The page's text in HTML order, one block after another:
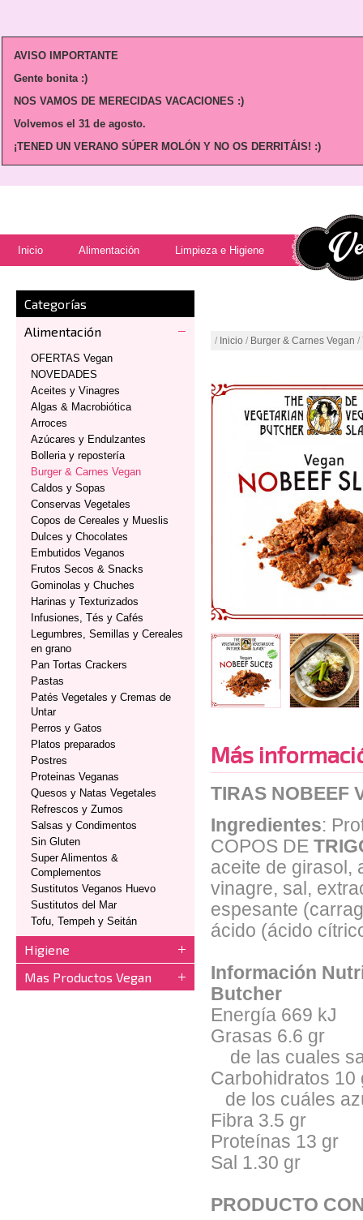
AVISO IMPORTANTE
Gente bonita :)
NOS VAMOS DE MERECIDAS VACACIONES :)
Volvemos el 31 de agosto.
¡TENED UN VERANO SÚPER MOLÓN Y NO OS DERRITÁIS! :)
Inicio Alimentación Limpieza e Higiene
Categorías
Alimentación
OFERTAS Vegan
NOVEDADES
Aceites y Vinagres
Algas & Macrobiótica
Arroces
Azúcares y Endulzantes
Bolleria y repostería
Burger & Carnes Vegan
Caldos y Sopas
Conservas Vegetales
Copos de Cereales y Mueslis
Dulces y Chocolates
Embutidos Veganos
Frutos Secos & Snacks
Gominolas y Chuches
Harinas y Texturizados
Infusiones, Tés y Cafés
Legumbres, Semillas y Cereales
en grano
Pan Tortas Crackers
Pastas
Patés Vegetales y Cremas de
Untar
Perros y Gatos
Platos preparados
Postres
Proteinas Veganas
Quesos y Natas Vegetales
Refrescos y Zumos
Salsas y Condimentos
Sin Gluten
Super Alimentos &
Complementos
Sustitutos Veganos Huevo
Sustitutos del Mar
Tofu, Tempeh y Seitán
Higiene
Mas Productos Vegan
/ Inicio / Burger & Carnes Vegan /
Más
TIRAS NOBEEF
Ingredientes:
COPOS DE
aceite de girasol,
vinagre, sal,
espesante
ácido (ácido
Información
Butcher
Energía 669 kJ
Grasas 6.6 gr
de las cuales
Carbohidratos 10
de los cuáles
Fibra 3.5 gr
Proteínas 13 gr
Sal 1.30 gr
PRODUCTO